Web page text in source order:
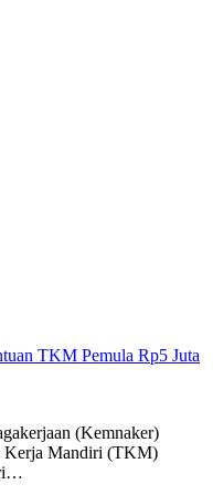
TKM Pemula Rp5 Juta
(Kemnaker)
Kerja Mandiri (TKM)